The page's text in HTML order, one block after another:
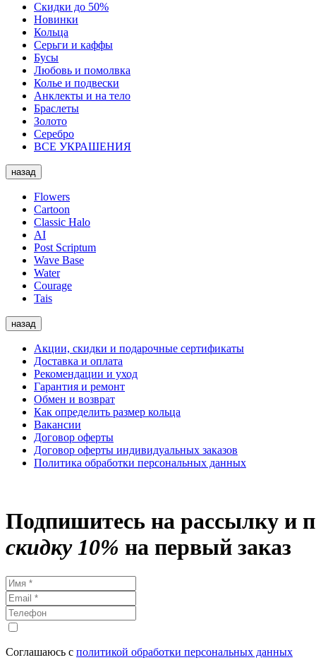
Скидки до 50%
Новинки
Кольца
Серьги и каффы
Бусы
Любовь и помолвка
Колье и подвески
Анклекты и на тело
Браслеты
Золото
Серебро
ВСЕ УКРАШЕНИЯ
назад
Flowers
Cartoon
Classic Halo
AI
Post Scriptum
Wave Base
Water
Courage
Tais
назад
Акции, скидки и подарочные сертификаты
Доставка и оплата
Рекомендации и уход
Гарантия и ремонт
Обмен и возврат
Как определить размер кольца
Вакансии
Договор оферты
Договор оферты индивидуальных заказов
Политика обработки персональных данных
Подпишитесь на рассылку и
скидку 10% на первый заказ
Соглашаюсь с политикой обработки персональных данных